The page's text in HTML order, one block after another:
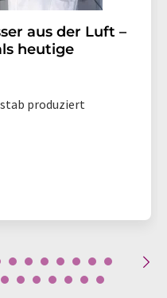
aus der Luft –
heutige
produziert